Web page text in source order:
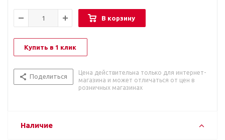
В корзину
Купить в 1 клик
Поделиться
Цена действительна только для интернет-
магазина и может отличаться от цен в
розничных магазинах
Наличие